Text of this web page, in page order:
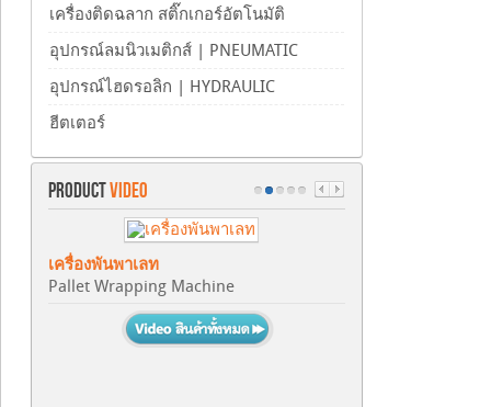
เครื่องติดฉลาก สติ๊กเกอร์อัตโนมัติ
อุปกรณ์ลมนิวเมติกส์ | PNEUMATIC
อุปกรณ์ไฮดรอลิก | HYDRAULIC
ฮีตเตอร์
PRODUCTVIDEO
เครื่องพันพาเลท
Pallet Wrapping Machine